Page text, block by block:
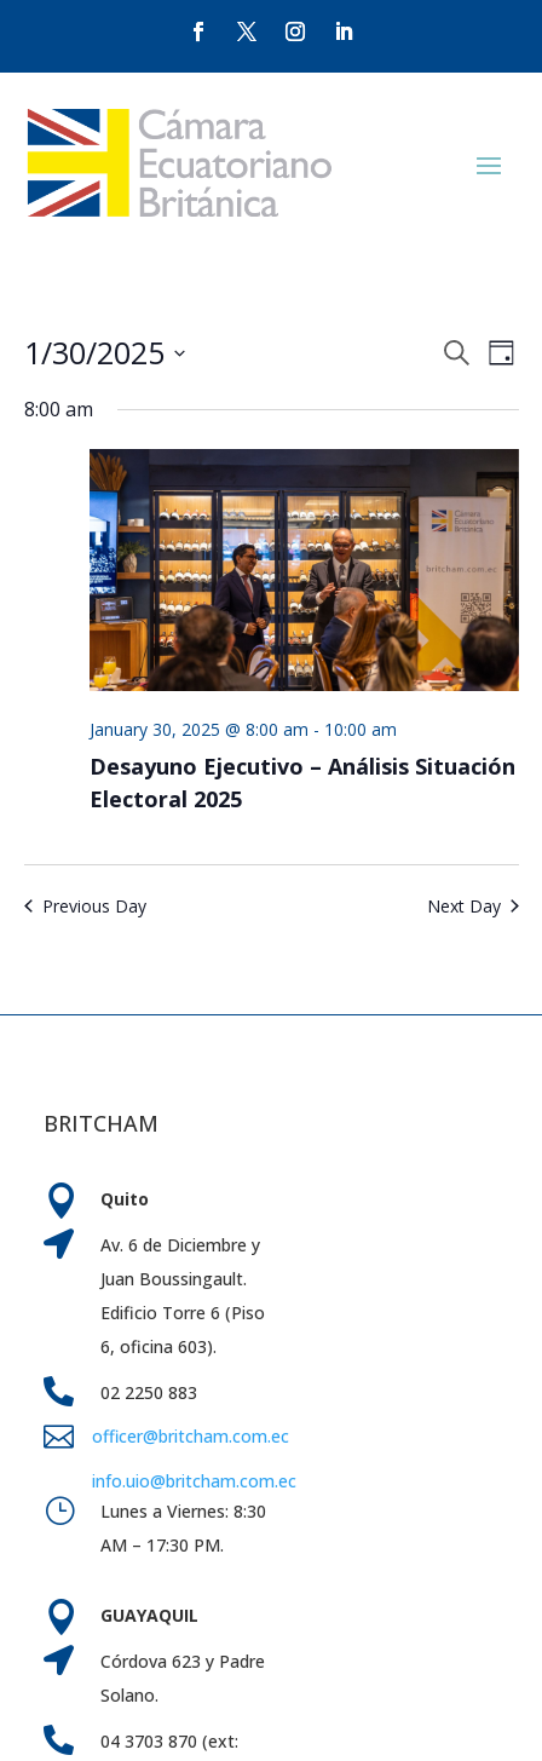
Events
and
Views
Search
Day
1/30/2025
date.
8:00 am
January 30, 2025 @ 8:00 am - 10:00 am
Desayuno Ejecutivo – Análisis Situación
Electoral 2025
Previous Day Next Day
BRITCHAM
 Quito

Av. 6 de Diciembre y
Juan Boussingault.
Edificio Torre 6 (Piso
6, oficina 603).
 02 2250 883

officer@britcham.com.ec
info.uio@britcham.com.ec
}
Lunes a Viernes: 8:30
AM – 17:30 PM.
 GUAYAQUIL

Córdova 623 y Padre
Solano.

04 3703 870 (ext: